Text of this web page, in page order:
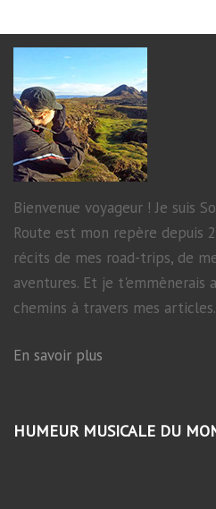
Bienvenue voyageur ! Je suis
Route est mon repère depuis
récits de mes road-trips, de
aventures. Et je t'emmènerais
chemins à travers mes
En savoir plus
HUMEUR MUSICALE DU